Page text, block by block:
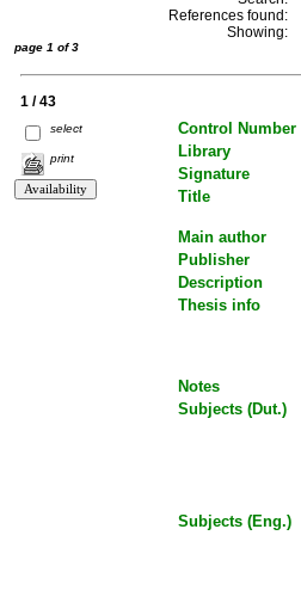
References found:
Showing:
page 1 of 3
1 / 43
select
print
Control Number
Library
Signature
Title
Main author
Publisher
Description
Thesis info
Notes
Subjects (Dut.)
Subjects (Eng.)